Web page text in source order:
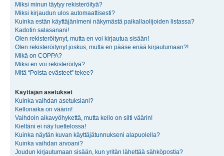
Miksi minun täytyy rekisteröityä?
Miksi kirjaudun ulos automaattisesti?
Kuinka estän käyttäjänimeni näkymästä paikallaolijoiden listassa?
Kadotin salasanani!
Olen rekisteröitynyt, mutta en voi kirjautua sisään!
Olen rekisteröitynyt joskus, mutta en pääse enää kirjautumaan?!
Mikä on COPPA?
Miksi en voi rekisteröityä?
Mitä “Poista evästeet” tekee?
Käyttäjän asetukset
Kuinka vaihdan asetuksiani?
Kellonaika on väärin!
Vaihdoin aikavyöhykettä, mutta kello on silti väärin!
Kieltäni ei näy luettelossa!
Kuinka näytän kuvan käyttäjätunnukseni alapuolella?
Kuinka vaihdan arvoani?
Joudun kirjautumaan sisään, kun yritän lähettää sähköpostia?